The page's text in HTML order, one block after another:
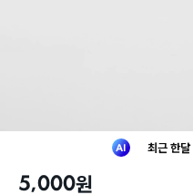
최근 한달
5,000원